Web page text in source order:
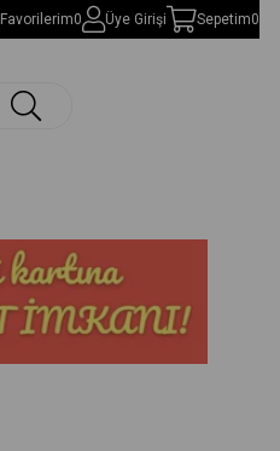
Favorilerim0 Üye Girişi Sepetim0